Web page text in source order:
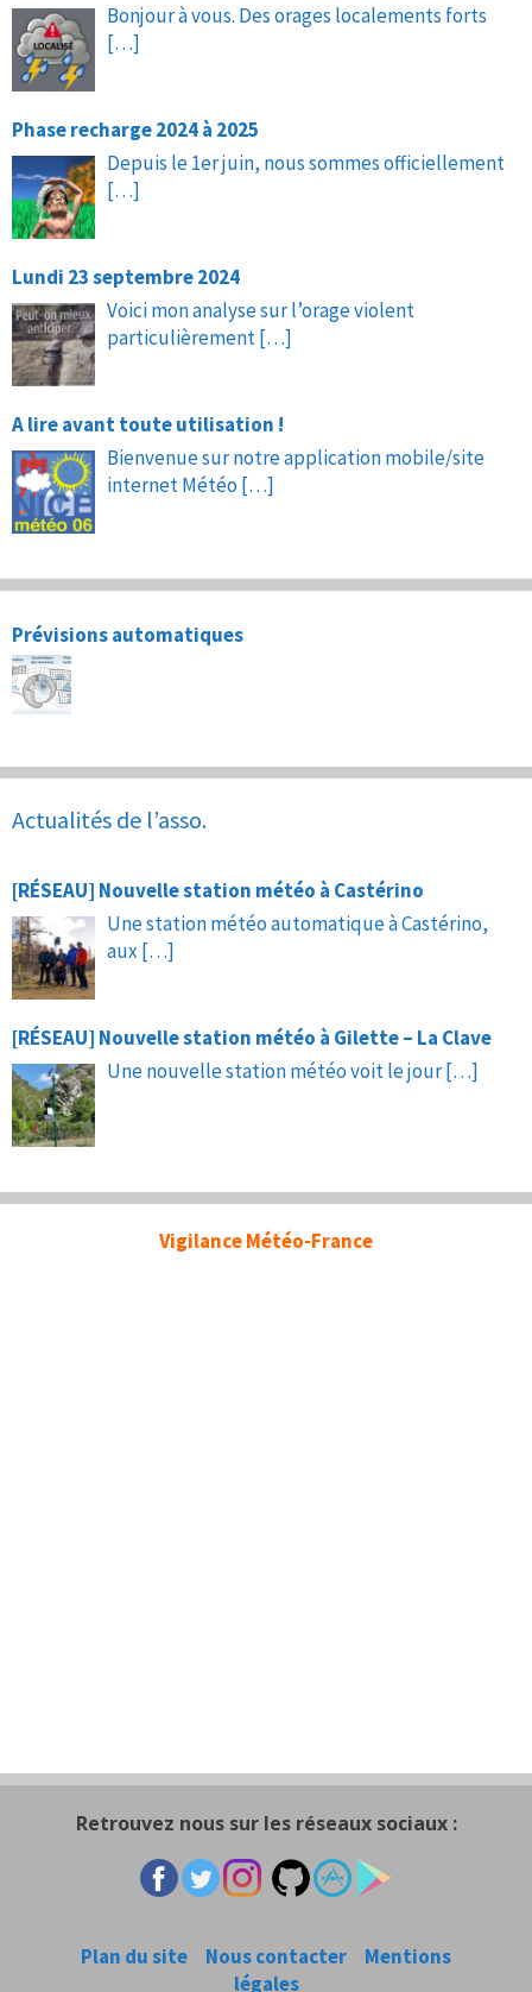
Bonjour à vous. Des orages localements forts
[…]
Phase recharge 2024 à 2025
Depuis le 1er juin, nous sommes officiellement
[…]
Lundi 23 septembre 2024
Voici mon analyse sur l’orage violent
particulièrement[…]
A lire avant toute utilisation !
Bienvenue sur notre application mobile/site
internet Météo […]
Prévisions automatiques
Actualités de l’asso.
[RÉSEAU] Nouvelle station météo à Castérino
Une station météo automatique à Castérino,
aux […]
[RÉSEAU] Nouvelle station météo à Gilette – La Clave
Une nouvelle station météo voit le jour[…]
Vigilance Météo-France
Retrouvez nous sur les réseaux sociaux :
Plan du site Nous contacter
Mentions
légales